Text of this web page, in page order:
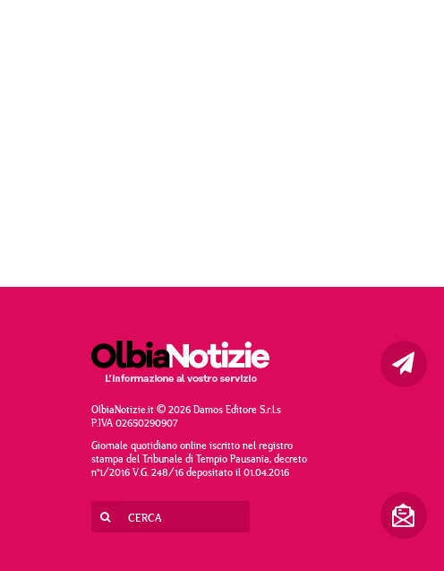
OlbiaNotizie.it © 2026 Damos Editore S.r.l.s
P.IVA 02650290907
Giornale quotidiano online iscritto nel registro
stampa del Tribunale di Tempio Pausania, decreto
n°1/2016 V.G. 248/16 depositato il 01.04.2016